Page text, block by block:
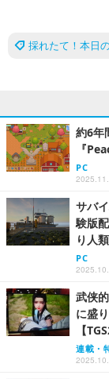
採れたて！本日
約6年
『
PC
サバ
験版
り人
PC
武侠
に盛
【
連載・